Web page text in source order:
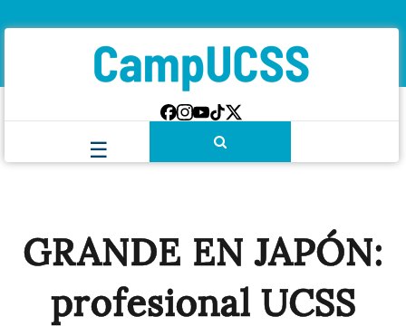
GRANDE EN JAPÓN:
profesional UCSS